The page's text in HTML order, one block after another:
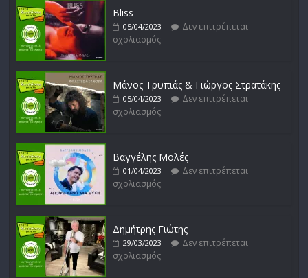
Bliss
05/04/2023
Δεν επιτρέπεται
σχολιασμός
Μάνος Τρυπιάς & Γιώργος Στρατάκης
05/04/2023
Δεν επιτρέπεται
σχολιασμός
Βαγγέλης Μολές
01/04/2023
Δεν επιτρέπεται
σχολιασμός
Δημήτρης Γιώτης
29/03/2023
Δεν επιτρέπεται
σχολιασμός